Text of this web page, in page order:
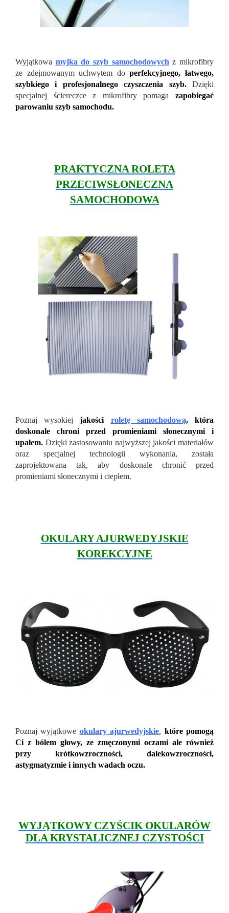
Wyjątkowa myjka do szyb samochodowych z mikrofibry
ze zdejmowanym uchwytem doperfekcyjnego, łatwego,
szybkiego i profesjonalnego czyszczenia szyb.
Dzięki
specjalnej ściereczce z mikrofibry pomaga zapobiegać
parowaniu szyb samochodu.
PRAKTYCZNA ROLETA
PRZECIWSŁONECZNA
SAMOCHODOWA
Poznaj wysokiejjakości roletę samochodową, która
doskonale chroni przed promieniami słonecznymi i
upałem. Dzięki zastosowaniu najwyższej jakości materiałów
oraz specjalnej technologii wykonania, została
zaprojektowana tak, aby doskonale chronić przed
promieniami słonecznymi i ciepłem.
OKULARY AJURWEDYJSKIE
KOREKCYJNE
Poznaj wyjątkowe okulary ajurwedyjskie, które pomogą
Ci z bólem głowy, ze zmęczonymi oczami ale również
przy krótkowzroczności, dalekowzroczności,
astygmatyzmie i innych wadach oczu.
WYJĄTKOWY CZYŚCIK OKULARÓW
DLA KRYSTALICZNEJ CZYSTOŚCI